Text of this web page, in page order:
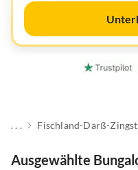
. . . Fischland-Darß-Zingst
Ausgewählte